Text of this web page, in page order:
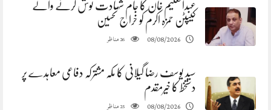
عبدالعلیم خان کا جام شہادت نوش کرنے والے
کیپٹن حمزہ اکرم کو خراج تحسین
08/08/2026
26مناظر
سید یوسف رضا گیلانی کا مکہ مشترکہ دفاعی معاہدے پر
دستخط کا خیرمقدم
08/08/2026
25مناظر